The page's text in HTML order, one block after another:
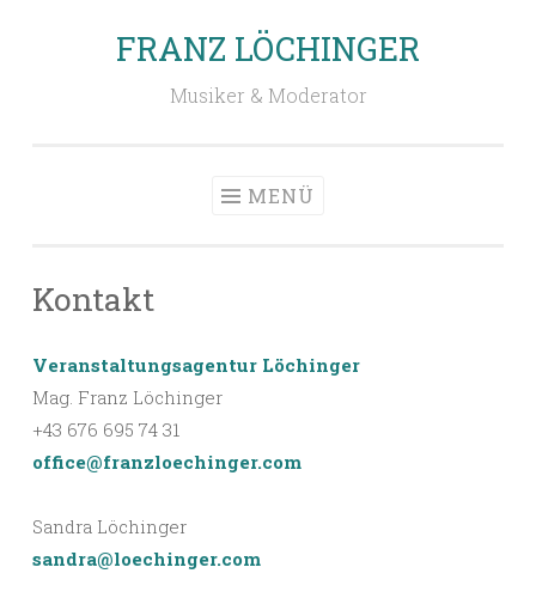
FRANZ LÖCHINGER
Musiker & Moderator
MENÜ
Kontakt
Veranstaltungsagentur Löchinger
Mag. Franz Löchinger
+43 676 695 74 31
office@franzloechinger.com
Sandra Löchinger
sandra@loechinger.com